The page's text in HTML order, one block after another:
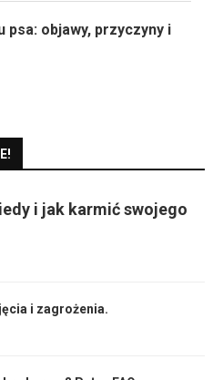
psa: objawy, przyczyny i
i jak karmić swojego
i zagrożenia.